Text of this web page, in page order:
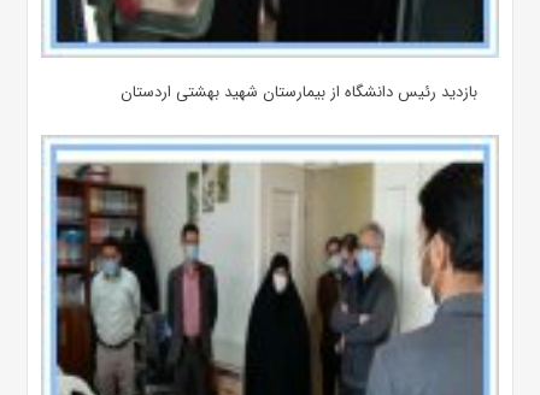
بازدید رئیس دانشگاه از بیمارستان‌ شهید بهشتی اردستان